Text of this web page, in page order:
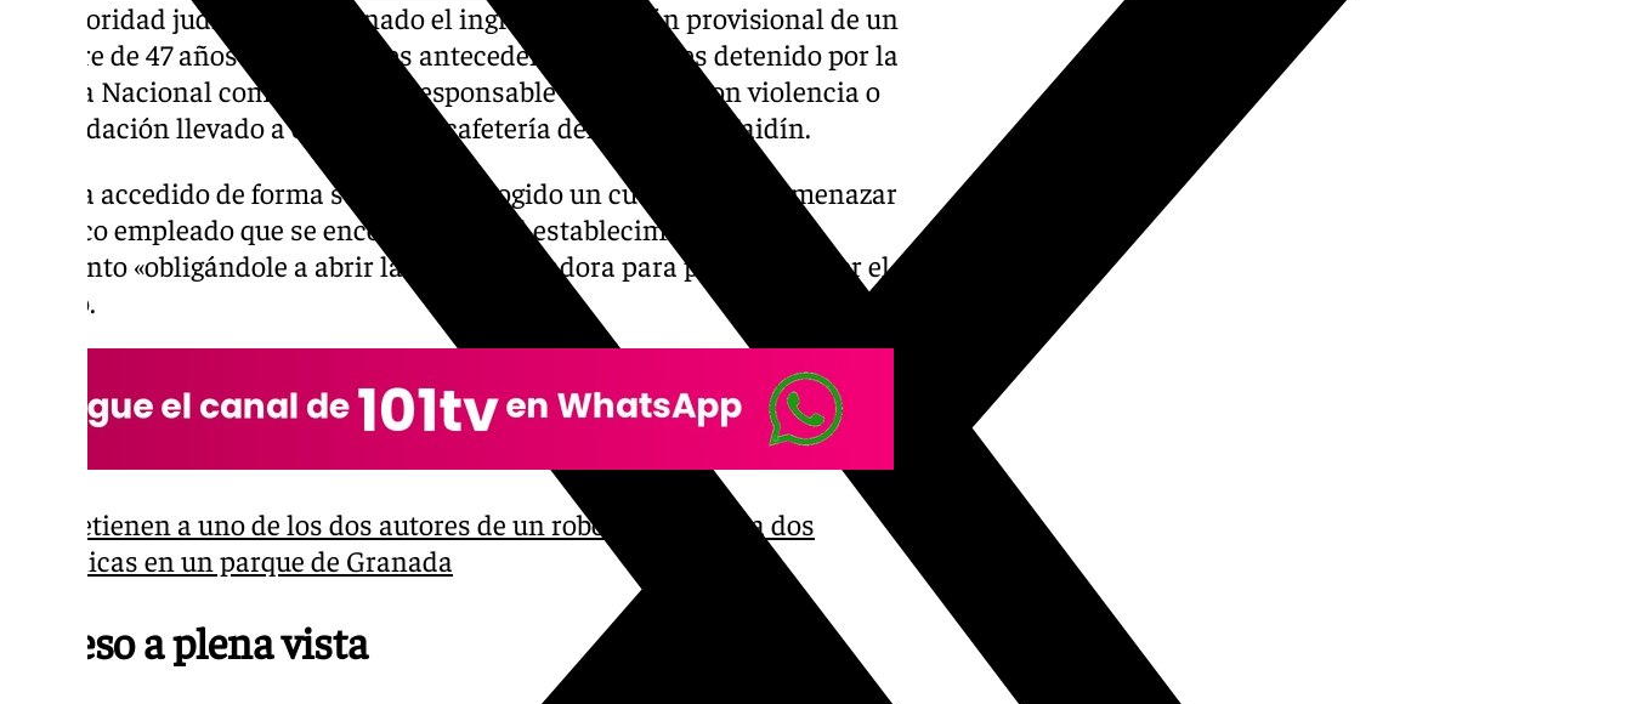
La autoridad judicial ha ordenado el ingreso en prisión provisional de un
hombre de 47 años con múltiples antecedentes policiales detenido por la
Policía Nacional como presunto responsable de un robo con violencia o
intimidación llevado a cabo en una cafetería del barrio del Zaidín.
Habría accedido de forma sorpresiva y cogido un cuchillo para amenazar
al único empleado que se encontraba en el establecimiento en ese
momento «obligándole a abrir la caja registradora para poder sustraer el
dinero.
Detienen a uno de los dos autores de un robo con navaja a dos
chicas en un parque de Granada
Suceso a plena vista